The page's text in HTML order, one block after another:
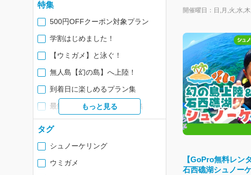
特集
500円OFFクーポン対象プラン
学割はじめました！
【ウミガメ】と泳ぐ！
無人島【幻の島】へ上陸！
到着日に楽しめるプラン集
最終日も楽しめる！プラン集
もっと見る
タグ
シュノーケリング
ウミガメ
開催曜日：日,月,火,水,
【GoPro無料レン
石西礁湖シュノー